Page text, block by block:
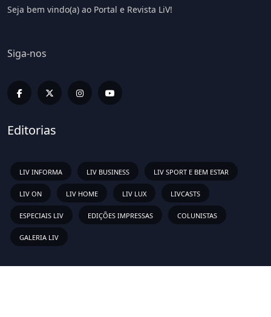
Seja bem vindo(a) ao Portal e Revista LiV!
Siga-nos
Editorias
LIV INFORMA LIV BUSINESS LIV SPORT E BEM ESTAR
LIV ON LIV HOME LIV LUX LIVCASTS
ESPECIAIS LIV EDIÇÕES IMPRESSAS COLUNISTAS
GALERIA LIV